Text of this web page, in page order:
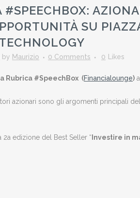
#SPEECHBOX:
SU
by Maurizio 0 Comments 0 Likes
Rubrica #SpeechBox (Financialounge) a
azionari sono gli argomenti principali
2a edizione del Best Seller “ Investire in